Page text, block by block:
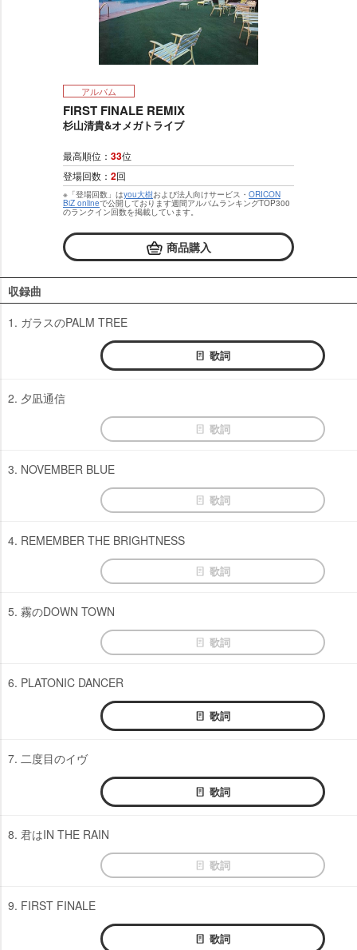
アルバム
FIRST FINALE REMIX
杉山清貴&オメガトライブ
最高順位： 33位
登場回数： 2回
※「登場回数」はyou大樹および法人向けサービス・ ORICON
BiZ onlineで公開しております週間アルバムランキングTOP300
のランクイン回数を掲載しています。
商品購入
収録曲
1. ガラスのPALM TREE
歌詞
2. 夕凪通信
歌詞
3. NOVEMBER BLUE
歌詞
4. REMEMBER THE BRIGHTNESS
歌詞
5. 霧のDOWN TOWN
歌詞
6. PLATONIC DANCER
歌詞
7. 二度目のイヴ
歌詞
8. 君はIN THE RAIN
歌詞
9. FIRST FINALE
歌詞